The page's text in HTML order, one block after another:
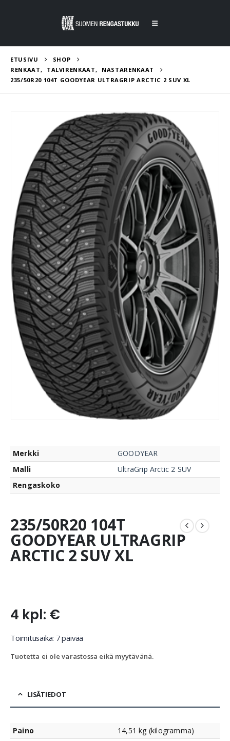
ETUSIVU
SHOP
RENKAAT, TALVIRENKAAT,
NASTARENKAAT
235/50R20 104T GOODYEAR ULTRAGRIP ARCTIC 2 SUV XL
Merkki
GOODYEAR
Malli
UltraGrip Arctic 2 SUV
Rengaskoko
235/50R20 104T
GOODYEAR ULTRAGRIP
ARCTIC 2 SUV XL
4 kpl: €
Toimitusaika: 7 päivää
Tuotetta ei ole varastossa eikä myytävänä.
LISÄTIEDOT
Paino
14,51 kg (kilogramma)